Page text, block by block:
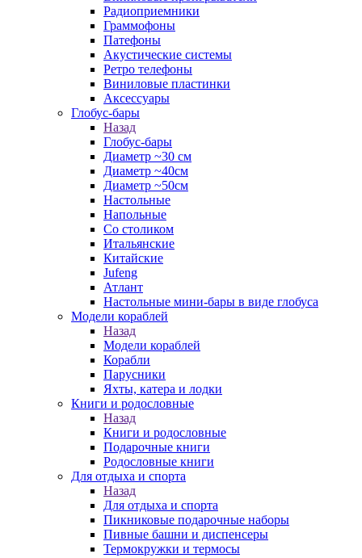
Радиоприемники
Граммофоны
Патефоны
Акустические системы
Ретро телефоны
Виниловые пластинки
Аксессуары
Глобус-бары
Назад
Глобус-бары
Диаметр ~30 см
Диаметр ~40см
Диаметр ~50см
Настольные
Напольные
Со столиком
Итальянские
Китайские
Jufeng
Атлант
Настольные мини-бары в виде глобуса
Модели кораблей
Назад
Модели кораблей
Корабли
Парусники
Яхты, катера и лодки
Книги и родословные
Назад
Книги и родословные
Подарочные книги
Родословные книги
Для отдыха и спорта
Назад
Для отдыха и спорта
Пикниковые подарочные наборы
Пивные башни и диспенсеры
Термокружки и термосы